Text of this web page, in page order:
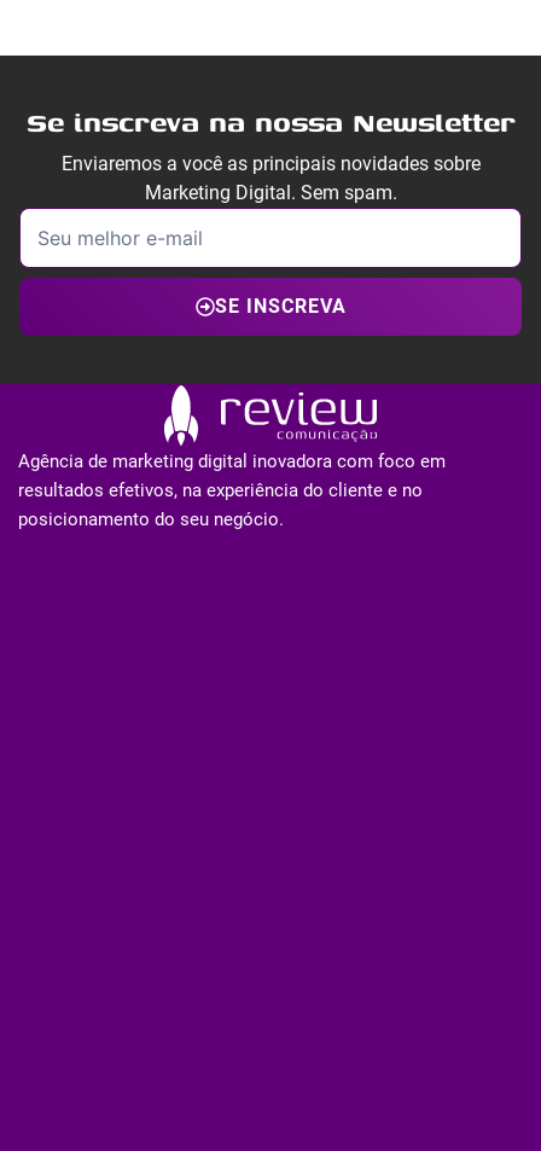
Se inscreva na nossa Newsletter
Enviaremos a você as principais novidades sobre
Marketing Digital. Sem spam.
SE INSCREVA
Agência de marketing digital inovadora com foco em
resultados efetivos, na experiência do cliente e no
posicionamento do seu negócio.